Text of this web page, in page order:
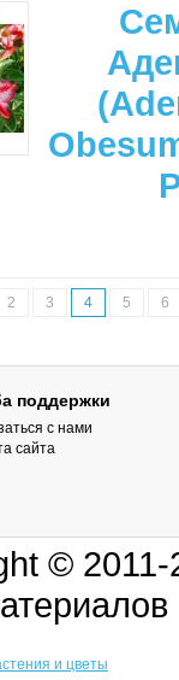
2 3 4 5 6
поддержки
с нами
сайта
©